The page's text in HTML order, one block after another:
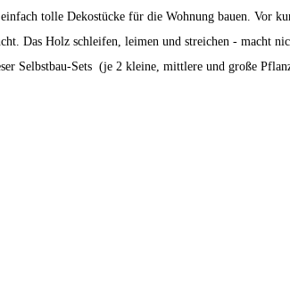
tolle Dekostücke für die Wohnung bauen. Vor
Das Holz schleifen, leimen und streichen - macht
Selbstbau-Sets (je 2 kleine, mittlere und große